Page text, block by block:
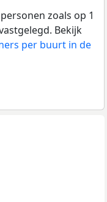
zoals op 1
Bekijk
per buurt in de